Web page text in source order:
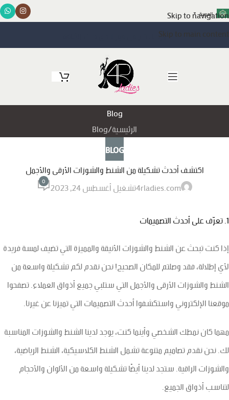
Skip to navigation
Skip to main content
العربية ▼
مرحبا بكم في فور ليدي حيث الأناقة
Blog
الرئيسية Blog
BLOG
اكتشف أحدث تشكيلة من الشنط والشوزات الأرقى والأجمل
4rladies.comتشغيل أغسطس 24, 2023 0
1. تعرّف على أحدث التصميمات
إذا كنت تبحث عن الشنط والشوزات الأنيقة والمميزة التي تضيف لمسة فريدة
لأي إطلالة، فقد وصلتم للمكان الصحيح! نحن نقدم لكم تشكيلة واسعة من
الشنط والشوزات الأرقى والأجمل التي ستلبي جميع أذواق العملاء. تصفحوا
موقعنا الإلكتروني واستكشفوا أحدث التصميمات التي تميزنا عن غيرنا.
مهما كان نمطك الشخصي وأينما كنت، يوجد لدينا الشنط والشوزات المناسبة
لك. نحن نقدم تصاميم متنوعة تشمل الشنط الكلاسيكية، الشنط الرياضية،
والشوزات الراقية. ستجد لدينا أيضًا تشكيلة واسعة من الألوان والأحجام
لتناسب أذواق الجميع.